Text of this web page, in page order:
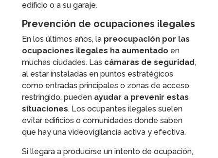
edificio o a su garaje.
Prevención de ocupaciones ilegales
En los últimos años, la preocupación por las
ocupaciones ilegales ha aumentado en
muchas ciudades. Las cámaras de seguridad,
al estar instaladas en puntos estratégicos
como entradas principales o zonas de acceso
restringido, pueden ayudar a prevenir estas
situaciones. Los ocupantes ilegales suelen
evitar edificios o comunidades donde saben
que hay una videovigilancia activa y efectiva.
Si llegara a producirse un intento de ocupación,